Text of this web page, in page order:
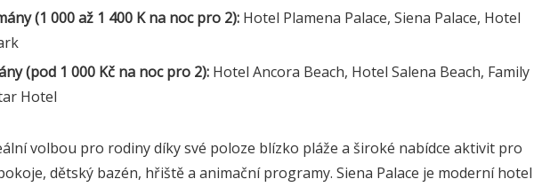
(1 000 až 1 400 K na noc pro 2): Hotel Plamena Palace, Siena Palace, Hotel
(pod 1 000 Kč na noc pro 2): Hotel Ancora Beach, Hotel Salena Beach, Family
Hotel
volbou pro rodiny díky své poloze blízko pláže a široké nabídce aktivit pro
dětský bazén, hřiště a animační programy. Siena Palace je moderní hotel